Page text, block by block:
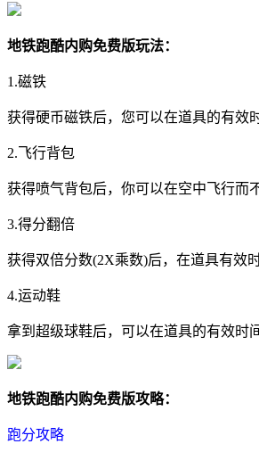
地铁跑酷内购免费版玩法：
1.磁铁
获得硬币磁铁后，您可以在道具的有效
2.飞行背包
获得喷气背包后，你可以在空中飞行而
3.得分翻倍
获得双倍分数(2X乘数)后，在道具有效
4.运动鞋
拿到超级球鞋后，可以在道具的有效时
地铁跑酷内购免费版攻略：
跑分攻略